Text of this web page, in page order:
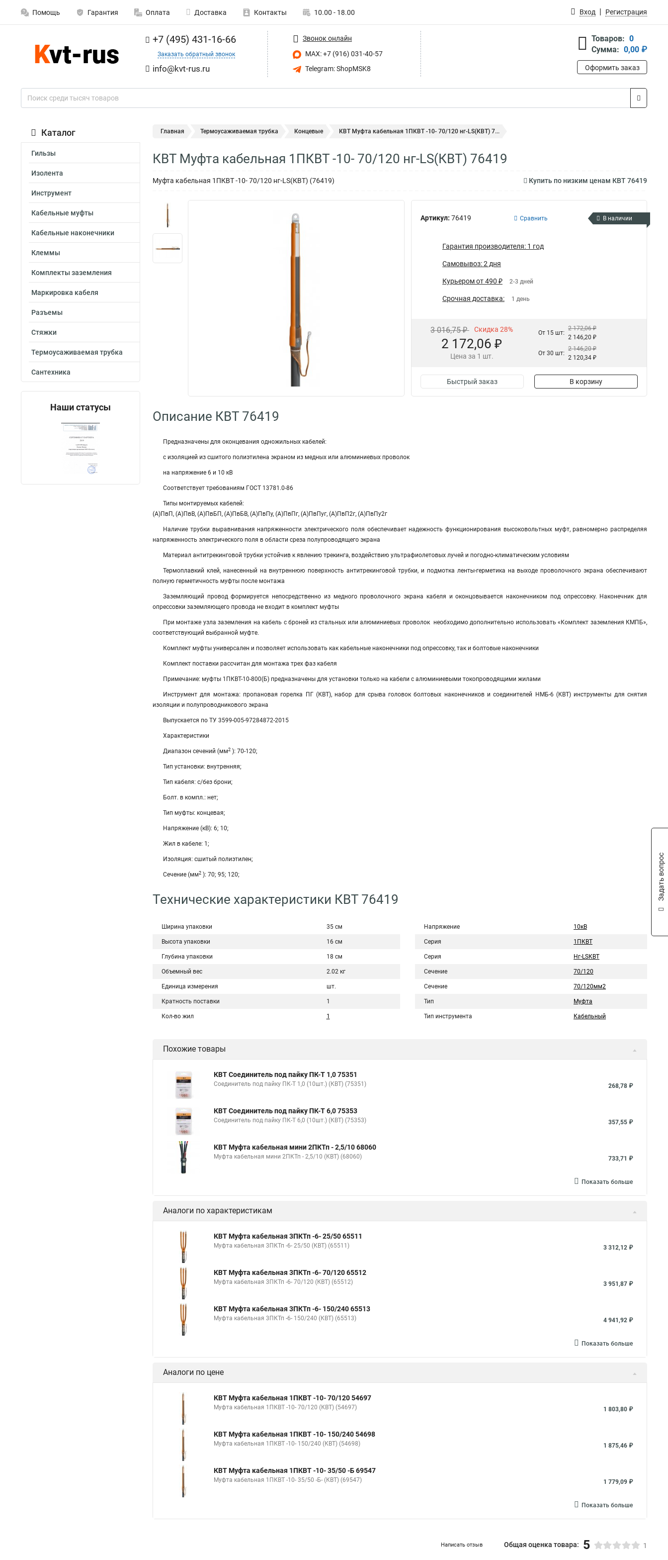
Помощь Гарантия Оплата Доставка Контакты 10.00 - 18.00 Вход Регистрация
+7 (495) 431-16-66
Заказать обратный звонок
info@kvt-rus.ru
Звонок онлайн
MAX: +7 (916) 031-40-57
Telegram: ShopMSK8
Товаров: 0
Сумма: 0,00 ₽
Оформить заказ
Каталог
Гильзы
Изолента
Инструмент
Кабельные муфты
Кабельные наконечники
Клеммы
Комплекты заземления
Маркировка кабеля
Разъемы
Стяжки
Термоусаживаемая трубка
Сантехника
Наши статусы
Главная Термоусаживаемая трубка Концевые КВТ Муфта кабельная 1ПКВТ -10- 70/120 нг-LS(КВТ) 7...
КВТ Муфта кабельная 1ПКВТ -10- 70/120 нг-LS(КВТ) 76419
Муфта кабельная 1ПКВТ -10- 70/120 нг-LS(КВТ) (76419) Купить по низким ценам КВТ 76419
Артикул: 76419 Сравнить В наличии
Гарантия производителя: 1 год
Самовывоз: 2 дня
Курьером от 490 ₽ 2-3 дней
Срочная доставка: 1 день
3 016,75 ₽ Скидка 28%
2 172,06 ₽
Цена за 1 шт.
От 15 шт:
2 172,06 ₽
2 146,20 ₽
От 30 шт:
2 146,20 ₽
2 120,34 ₽
Быстрый заказ В корзину
Описание КВТ 76419
Предназначены для оконцевания одножильных кабелей:
с изоляцией из сшитого полиэтилена экраном из медных или алюминиевых проволок
на напряжение 6 и 10 кВ
Соответствует требованиям ГОСТ 13781.0-86
Типы монтируемых кабелей:
(А)ПвП, (А)ПвВ, (А)ПвБП, (А)ПвБВ, (А)ПвПу, (А)ПвПг, (А)ПвПуг, (А)ПвП2г, (А)ПвПу2г
Наличие трубки выравнивания напряженности электрического поля обеспечивает надежность функционирования высоковольтных муфт, равномерно распределяя
напряженность электрического поля в области среза полупроводящего экрана
Материал антитрекинговой трубки устойчив к явлению трекинга, воздействию ультрафиолетовых лучей и погодно-климатическим условиям
Термоплавкий клей, нанесенный на внутреннюю поверхность антитрекинговой трубки, и подмотка ленты-герметика на выходе проволочного экрана обеспечивают
полную герметичность муфты после монтажа
Заземляющий провод формируется непосредственно из медного проволочного экрана кабеля и оконцовывается наконечником под опрессовку. Наконечник для
опрессовки заземляющего провода не входит в комплект муфты
При монтаже узла заземления на кабель с броней из стальных или алюминиевых проволок необходимо дополнительно использовать «Комплект заземления КМПБ»,
соответствующий выбранной муфте.
Комплект муфты универсален и позволяет использовать как кабельные наконечники под опрессовку, так и болтовые наконечники
Комплект поставки рассчитан для монтажа трех фаз кабеля
Примечание: муфты 1ПКВТ-10-800(Б) предназначены для установки только на кабели с алюминиевыми токопроводящими жилами
Инструмент для монтажа: пропановая горелка ПГ (КВТ), набор для срыва головок болтовых наконечников и соединителей НМБ-6 (КВТ) инструменты для снятия
изоляции и полупроводникового экрана
Выпускается по ТУ 3599-005-97284872-2015
Характеристики
Диапазон сечений (мм2 ): 70-120;
Тип установки: внутренняя;
Тип кабеля: с/без брони;
Болт. в компл.: нет;
Тип муфты: концевая;
Напряжение (кВ): 6; 10;
Жил в кабеле: 1;
Изоляция: сшитый полиэтилен;
Сечение (мм2 ): 70; 95; 120;
Технические характеристики КВТ 76419
Ширина упаковки 35 см
Высота упаковки 16 см
Глубина упаковки 18 см
Объемный вес 2.02 кг
Единица измерения шт.
Кратность поставки 1
Кол-во жил 1
Напряжение 10кВ
Серия 1ПКВТ
Серия Нг-LSКВТ
Сечение 70/120
Сечение 70/120мм2
Тип Муфта
Тип инструмента Кабельный
Похожие товары
КВТ Соединитель под пайку ПК-Т 1,0 75351
Соединитель под пайку ПК-Т 1,0 (10шт.) (КВТ) (75351) 268,78 ₽
КВТ Соединитель под пайку ПК-Т 6,0 75353
Соединитель под пайку ПК-Т 6,0 (10шт.) (КВТ) (75353) 357,55 ₽
КВТ Муфта кабельная мини 2ПКТп - 2,5/10 68060
Муфта кабельная мини 2ПКТп - 2,5/10 (КВТ) (68060) 733,71 ₽
Показать больше
Аналоги по характеристикам
КВТ Муфта кабельная 3ПКТп -6- 25/50 65511
Муфта кабельная 3ПКТп -6- 25/50 (КВТ) (65511) 3 312,12 ₽
КВТ Муфта кабельная 3ПКТп -6- 70/120 65512
Муфта кабельная 3ПКТп -6- 70/120 (КВТ) (65512) 3 951,87 ₽
КВТ Муфта кабельная 3ПКТп -6- 150/240 65513
Муфта кабельная 3ПКТп -6- 150/240 (КВТ) (65513) 4 941,92 ₽
Показать больше
Аналоги по цене
КВТ Муфта кабельная 1ПКВТ -10- 70/120 54697
Муфта кабельная 1ПКВТ -10- 70/120 (КВТ) (54697) 1 803,80 ₽
КВТ Муфта кабельная 1ПКВТ -10- 150/240 54698
Муфта кабельная 1ПКВТ -10- 150/240 (КВТ) (54698) 1 875,46 ₽
КВТ Муфта кабельная 1ПКВТ -10- 35/50 -Б 69547
Муфта кабельная 1ПКВТ -10- 35/50 -Б- (КВТ) (69547) 1 779,09 ₽
Показать больше
Написать отзыв Общая оценка товара: 5 1
Задать вопрос